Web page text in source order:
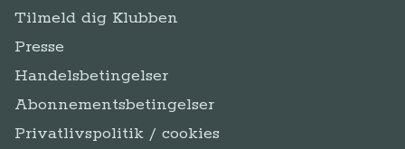
Tilmeld dig Klubben
Presse
Handelsbetingelser
Abonnementsbetingelser
Privatlivspolitik / cookies